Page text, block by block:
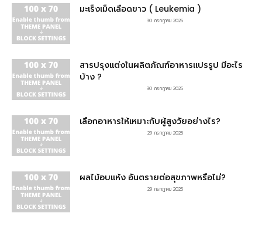
มะเร็งเม็ดเลือดขาว ( Leukemia )
30 กรกฎาคม 2025
สารปรุงแต่งในผลิตภัณฑ์อาหารแปรรูป มีอะไร
บ้าง ?
30 กรกฎาคม 2025
เลือกอาหารให้เหมาะกับผู้สูงวัยอย่างไร?
29 กรกฎาคม 2025
ผลไม้อบแห้ง อันตรายต่อสุขภาพหรือไม่?
29 กรกฎาคม 2025